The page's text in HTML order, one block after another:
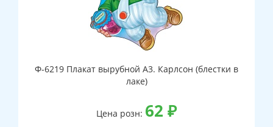
Ф-6219 Плакат вырубной А3. Карлсон (блестки в
лаке)
Цена розн: 62 ₽